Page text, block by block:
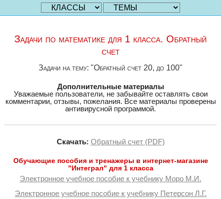
Задачи по математике для 1 класса. Обратный
счет
Задачи на тему: "Обратный счет 20, до 100"
Дополнительные материалы
Уважаемые пользователи, не забывайте оставлять свои
комментарии, отзывы, пожелания. Все материалы проверены
антивирусной программой.
Скачать: Обратный счет (PDF)
Обучающие пособия и тренажеры в интернет-магазине
"Интеграл" для 1 класса
Электронное учебное пособие к учебнику Моро М.И.
Электронное учебное пособие к учебнику Петерсон Л.Г.